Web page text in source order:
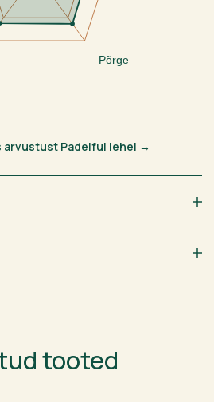
Põrge
arvustust Padelful lehel →
tooted